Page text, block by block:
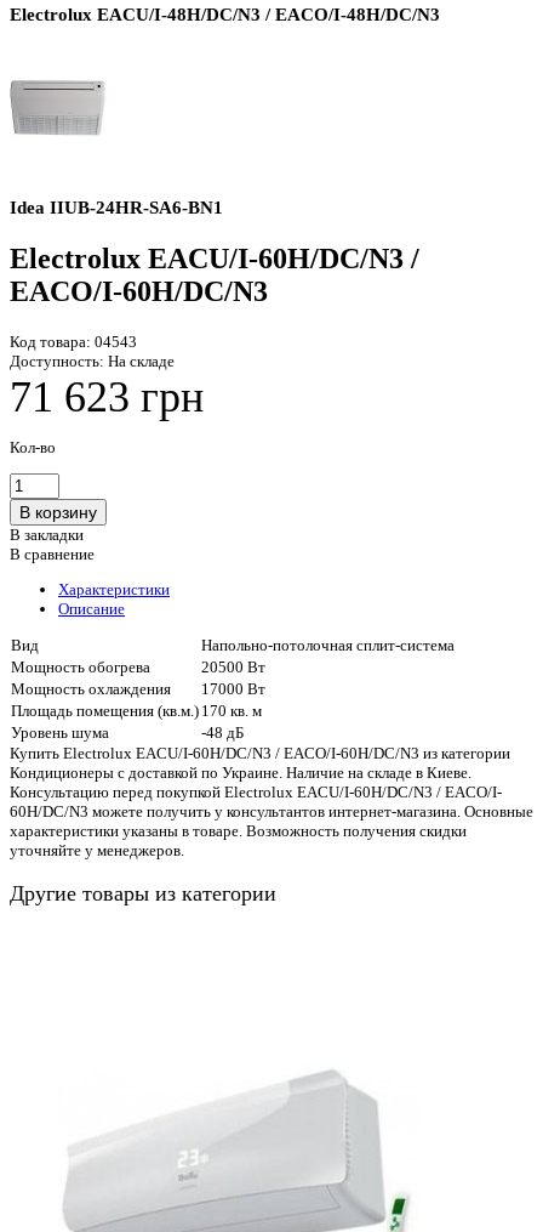
Electrolux EACU/I-48H/DC/N3 / EACO/I-48H/DC/N3
Idea IIUB-24HR-SA6-BN1
Electrolux EACU/I-60H/DC/N3 /
EACO/I-60H/DC/N3
Код товара: 04543
Доступность: На складе
71 623 грн
Кол-во
В закладки
В сравнение
Характеристики
Описание
Вид
Напольно-потолочная сплит-система
Мощность обогрева
20500 Вт
Мощность охлаждения
17000 Вт
Площадь помещения (кв.м.) 170 кв. м
Уровень шума
-48 дБ
Купить Electrolux EACU/I-60H/DC/N3 / EACO/I-60H/DC/N3 из категории
Кондиционеры с доставкой по Украине. Наличие на складе в Киеве.
Консультацию перед покупкой Electrolux EACU/I-60H/DC/N3 / EACO/I-
60H/DC/N3 можете получить у консультантов интернет-магазина. Основные
характеристики указаны в товаре. Возможность получения скидки
уточняйте у менеджеров.
Другие товары из категории